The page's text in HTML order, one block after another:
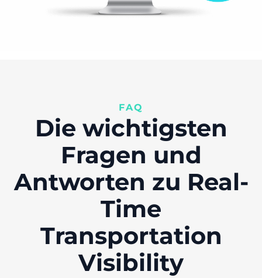
FAQ
Die wichtigsten
Fragen und
Antworten zu Real-
Time
Transportation
Visibility